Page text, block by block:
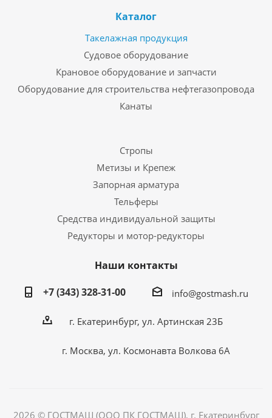
Каталог
Такелажная продукция
Судовое оборудование
Крановое оборудование и запчасти
Оборудование для строительства нефтегазопровода
Канаты
Стропы
Метизы и Крепеж
Запорная арматура
Тельферы
Средства индивидуальной защиты
Редукторы и мотор-редукторы
Наши контакты
+7 (343) 328-31-00
info@gostmash.ru
г. Екатеринбург, ул. Артинская 23Б
г. Москва, ул. Космонавта Волкова 6А
2026 © ГОСТМАШ (ООО ПК ГОСТМАШ), г. Екатеринбург